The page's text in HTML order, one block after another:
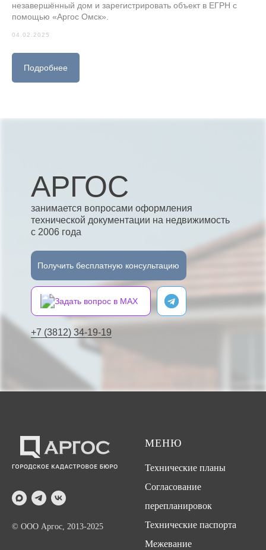
незавершённый дом и зарегистрировать объект в ЕГРН с
помощью «Аргос Омск».
04.02.2025
Подробнее
АРГОС
занимается вопросами оформления
технической документации на недвижимость
с 2006 года
Получить бесплатную консультацию
+7 (3812) 34-19-19
Задать вопрос в MAX
© ООО Аргос, 2013-2025
МЕНЮ
Технические планы
Согласование
перепланировок
Технические паспорта
Межевание